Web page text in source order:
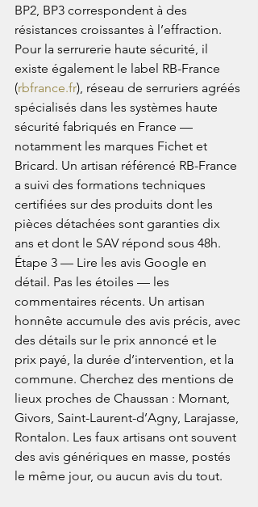
BP2, BP3 correspondent à des
résistances croissantes à l’effraction.
Pour la serrurerie haute sécurité, il
existe également le label RB-France
(rbfrance.fr), réseau de serruriers agréés
spécialisés dans les systèmes haute
sécurité fabriqués en France —
notamment les marques Fichet et
Bricard. Un artisan référencé RB-France
a suivi des formations techniques
certifiées sur des produits dont les
pièces détachées sont garanties dix
ans et dont le SAV répond sous 48h.
Étape 3 — Lire les avis Google en
détail. Pas les étoiles — les
commentaires récents. Un artisan
honnête accumule des avis précis, avec
des détails sur le prix annoncé et le
prix payé, la durée d’intervention, et la
commune. Cherchez des mentions de
lieux proches de Chaussan : Mornant,
Givors, Saint-Laurent-d’Agny, Larajasse,
Rontalon. Les faux artisans ont souvent
des avis génériques en masse, postés
le même jour, ou aucun avis du tout.